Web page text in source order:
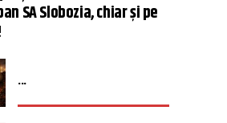
SA Slobozia, chiar și pe
...